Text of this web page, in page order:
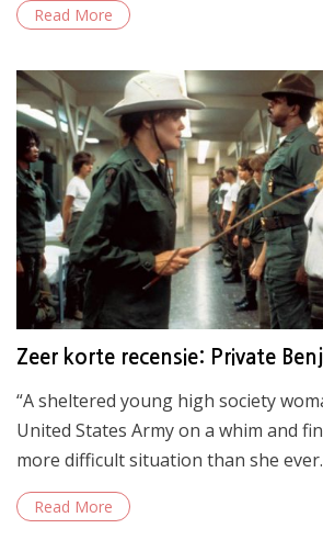
Read More
Zeer korte recensie: Private
“A sheltered young high society
United States Army on a whim and
more difficult situation than she
Read More